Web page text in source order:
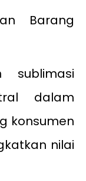
sublimasi
dalam
konsumen
nilai